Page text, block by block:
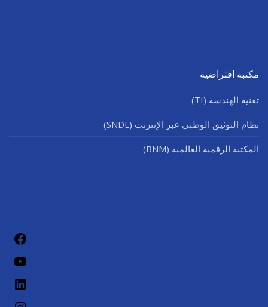
مكتبة افتراضية
تقنية الهندسة (TI)
نظام التوثيق الوطني عبر الإنترنت (SNDL)
المكتبة الرقمية العالمية (BNM)
لينكد إن